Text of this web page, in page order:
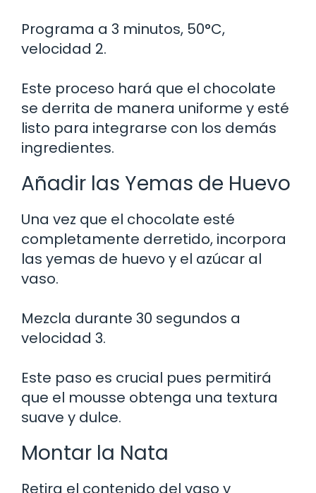
Programa a 3 minutos, 50°C,
velocidad 2.
Este proceso hará que el chocolate
se derrita de manera uniforme y esté
listo para integrarse con los demás
ingredientes.
Añadir las Yemas de Huevo
Una vez que el chocolate esté
completamente derretido, incorpora
las yemas de huevo y el azúcar al
vaso.
Mezcla durante 30 segundos a
velocidad 3.
Este paso es crucial pues permitirá
que el mousse obtenga una textura
suave y dulce.
Montar la Nata
Retira el contenido del vaso y